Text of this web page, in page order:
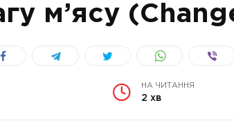
м’ясу
НА ЧИТАННЯ
2 хв